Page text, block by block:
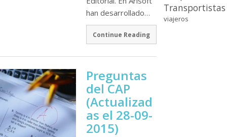
han desarrollado…
Continue Reading
Preguntas
del CAP
(Actualizad
as el 28-09-
2015)
Transportistas
viajeros